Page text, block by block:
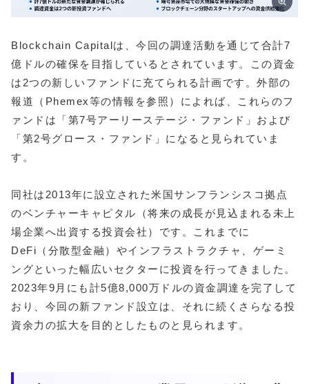
Blockchain Capitalは、今回の調達活動を通じて合計7
億ドルの確保を目指しているとされています。この資金
は2つの新しいファンドに充てられる計画です。外部の
報道（Phemex等の情報を参照）によれば、これらのフ
ァンドは「第7号アーリーステージ・ファンド」および
「第2号グロース・ファンド」になると見られていま
す。
同社は2013年に設立された米国サンフランシスコ拠点
のベンチャーキャピタル（将来の成長が見込まれる未上
場企業へ出資する投資会社）です。これまでに
DeFi（分散型金融）やインフラストラクチャ、ゲーミ
ングといった幅広いセクターに投資を行ってきました。
2023年9月にも計5億8,000万ドルの資金調達を完了して
おり、今回の新ファンド設立は、それに続くさらなる投
資余力の拡大を目的としたものと見られます。